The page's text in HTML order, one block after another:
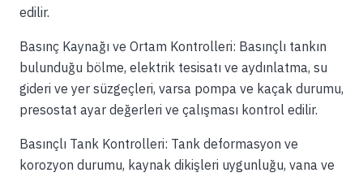
edilir.
Basınç Kaynağı ve Ortam Kontrolleri: Basınçlı tankın
bulunduğu bölme, elektrik tesisatı ve aydınlatma, su
gideri ve yer süzgeçleri, varsa pompa ve kaçak durumu,
presostat ayar değerleri ve çalışması kontrol edilir.
Basınçlı Tank Kontrolleri: Tank deformasyon ve
korozyon durumu, kaynak dikişleri uygunluğu, vana ve